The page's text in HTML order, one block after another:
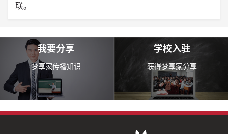
联。
我要分享
梦享家传播知识
学校入驻
获得梦享家分享